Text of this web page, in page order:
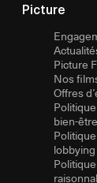
Picture
Picture
Nos
Offres
bien-